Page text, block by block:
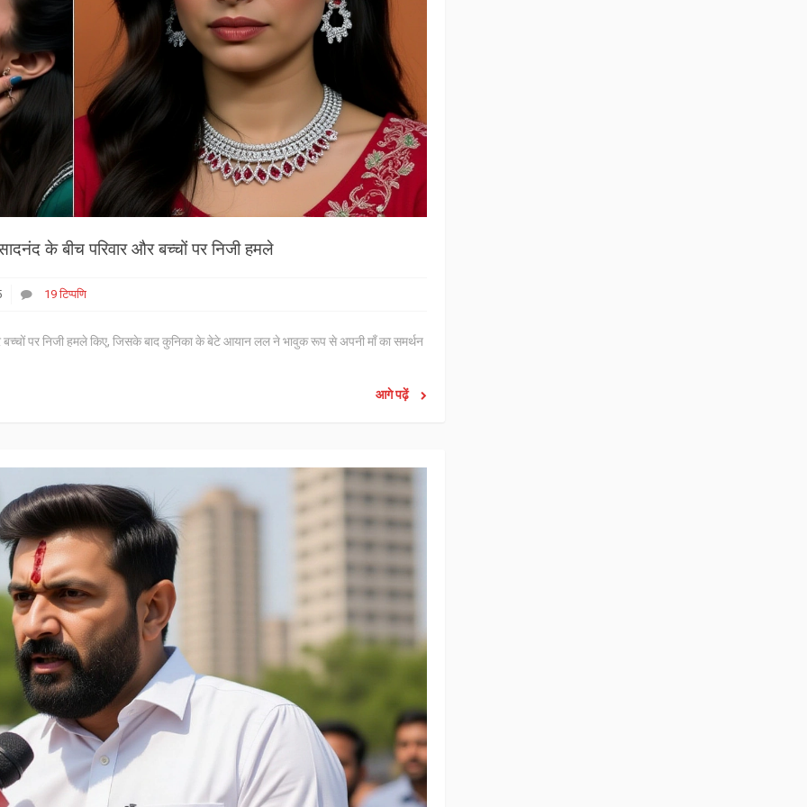
के बीच परिवार और बच्चों पर निजी हमले
19 टिप्पणि
पर निजी हमले किए, जिसके बाद कुनिका के बेटे आयान लल ने भावुक रूप से अपनी माँ का समर्थन
आगे पढ़ें